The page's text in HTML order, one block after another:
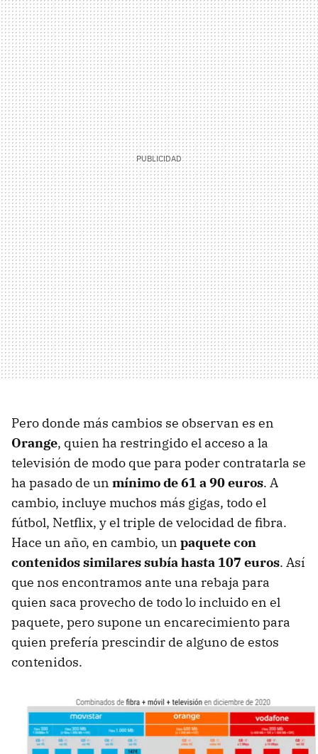
Pero donde más cambios se observan es en
Orange, quien ha restringido el acceso a la
televisión de modo que para poder contratarla se
ha pasado de un mínimo de 61 a 90 euros. A
cambio, incluye muchos más gigas, todo el
fútbol, Netflix, y el triple de velocidad de fibra.
Hace un año, en cambio, un paquete con
contenidos similares subía hasta 107 euros. Así
que nos encontramos ante una rebaja para
quien saca provecho de todo lo incluido en el
paquete, pero supone un encarecimiento para
quien prefería prescindir de alguno de estos
contenidos.